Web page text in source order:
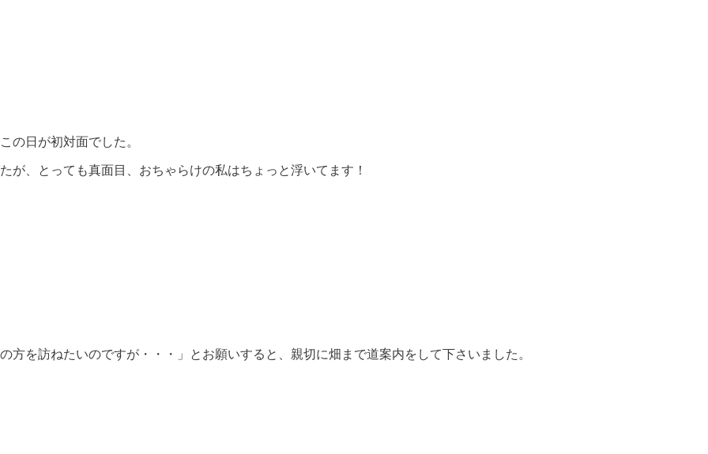
の日が初対面でした。
が、とっても真面目、おちゃらけの私はちょっと浮いてます！
方を訪ねたいのですが・・・」とお願いすると、親切に畑まで道案内をして下さいました。